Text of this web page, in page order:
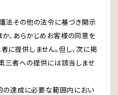
法その他の法令に基づき開示
、あらかじめお客様の同意を
に提供しません。但し、次に掲
三者への提供には該当しませ
の達成に必要な範囲内におい